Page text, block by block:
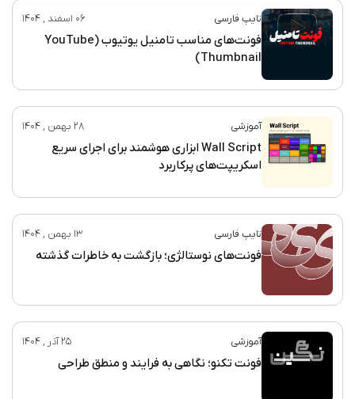
تایپ فارسی 06 اسفند , 1404
فونت‌های مناسب تامنیل یوتیوب (YouTube
Thumbnail)
آموزشی 28 بهمن , 1404
Wall Script ابزاری هوشمند برای اجرای سریع
اسکریپت‌های پرکاربرد
تایپ فارسی 13 بهمن , 1404
فونت‌های نوستالژی؛ بازگشت به خاطرات گذشته
آموزشی 25 آذر , 1404
فونت تکنو؛ نگاهی به فرایند و منطق طراحی